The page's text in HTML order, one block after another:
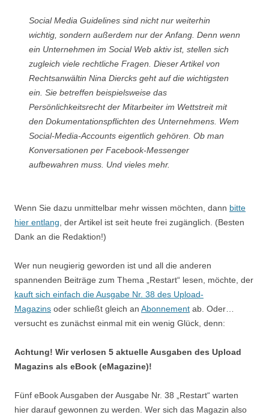
Social Media Guidelines sind nicht nur weiterhin
wichtig, sondern außerdem nur der Anfang. Denn wenn
ein Unternehmen im Social Web aktiv ist, stellen sich
zugleich viele rechtliche Fragen. Dieser Artikel von
Rechtsanwältin Nina Diercks geht auf die wichtigsten
ein. Sie betreffen beispielsweise das
Persönlichkeitsrecht der Mitarbeiter im Wettstreit mit
den Dokumentationspflichten des Unternehmens. Wem
Social-Media-Accounts eigentlich gehören. Ob man
Konversationen per Facebook-Messenger
aufbewahren muss. Und vieles mehr.
Wenn Sie dazu unmittelbar mehr wissen möchten, dann bitte
hier entlang , der Artikel ist seit heute frei zugänglich. (Besten
Dank an die Redaktion!)
Wer nun neugierig geworden ist und all die anderen
spannenden Beiträge zum Thema „Restart“ lesen, möchte, der
kauft sich einfach die Ausgabe Nr. 38 des Upload-
Magazins oder schließt gleich an Abonnement ab. Oder…
versucht es zunächst einmal mit ein wenig Glück, denn:
Achtung! Wir verlosen 5 aktuelle Ausgaben des Upload
Magazins als eBook (eMagazine)!
Fünf eBook Ausgaben der Ausgabe Nr. 38 „Restart“ warten
hier darauf gewonnen zu werden. Wer sich das Magazin also